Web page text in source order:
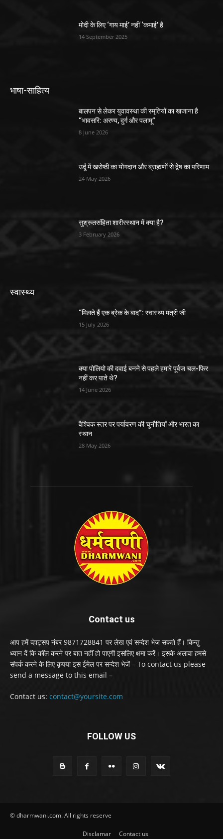
मोदी के लिए ‘गाय माई’ नहीं ‘कमाई’ है
14 September 2025
भाषा-साहित्य
बालपन से लेकर युवावस्था की स्मृतियों का खजाना है
“भावसरि: अरण्य, दुर्ग और पलामू”
8 June 2026
उर्दू में खरोष्ठी का योगदान और ब्राह्मणों से द्वेष का परिणाम
24 May 2026
सुश्रुतसंहिता शारीरस्थान में क्या है?
3 February 2026
स्वास्थ्य
“मिलते हैं एक ब्रेक के बाद”: स्वास्थ्य मंत्री जी
15 July 2026
क्या पोलियो की दवाई बनने से पहले हमारे पूर्वज चल-फिर
नहीं कर पाते थे?
14 June 2026
वैश्विक स्तर पर पर्यावरण की चुनौतियाँ और भारत का
स्थान
28 May 2026
Contact us
आप हमें व्हाट्सप नंबर 9871728841 पर लेख एवं सन्देश भेज सकते हैं। किन्तु
ध्यान दें कि कॉल करने पर बात नहीं हो पाएगी इसलिए क्षमा करें। इसके अलावा हमसे
संपर्क करने के लिए कृपया इस ईमेल पर सन्देश भेजें – To contact us please
send a message to this email –
Contact us: contact@yoursite.com
FOLLOW US
© dharmwani.com. All rights reserve
Disclamar Contact us